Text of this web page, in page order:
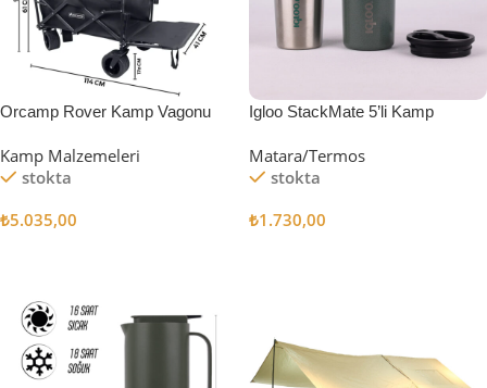
Orcamp Rover Kamp Vagonu
Kamp Malzemeleri
stokta
₺5.035,00
Igloo StackMate 5’li Kamp
Matara/Termos
stokta
₺1.730,00